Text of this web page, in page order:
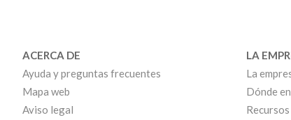
ACERCA DE
Ayuda y preguntas frecuentes
Mapa web
Aviso legal
LA
La
Dónde